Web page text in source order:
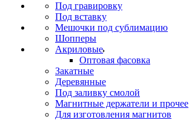
Под гравировку
Под вставку
Мешочки под сублимацию
Шопперы
Акриловые
Оптовая фасовка
Закатные
Деревянные
Под заливку смолой
Магнитные держатели и прочее
Для изготовления магнитов